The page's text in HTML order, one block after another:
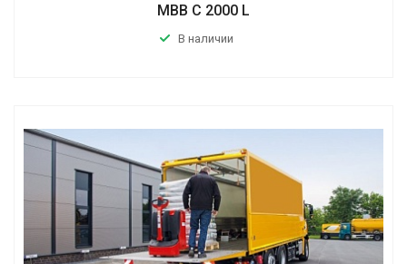
MBB C 2000 L
В наличии